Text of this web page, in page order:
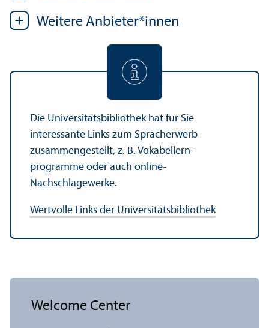
Weitere Anbieter*innen
Die Universitäts­bibliothek hat für Sie
interessante Links zum Sprach­erwerb
zusammengestellt, z. B. Vokabellern­
programme oder auch online-
Nachschlagewerke.
Wertvolle Links der Universitäts­bibliothek
Welcome Center